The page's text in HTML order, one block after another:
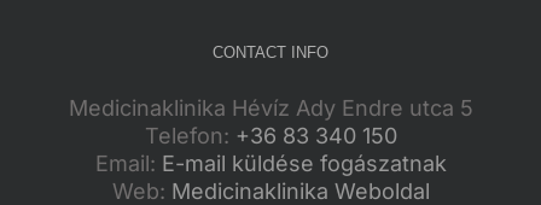
CONTACT INFO
Medicinaklinika Hévíz Ady Endre utca 5
Telefon: +36 83 340 150
Email: E-mail küldése fogászatnak
Web: Medicinaklinika Weboldal